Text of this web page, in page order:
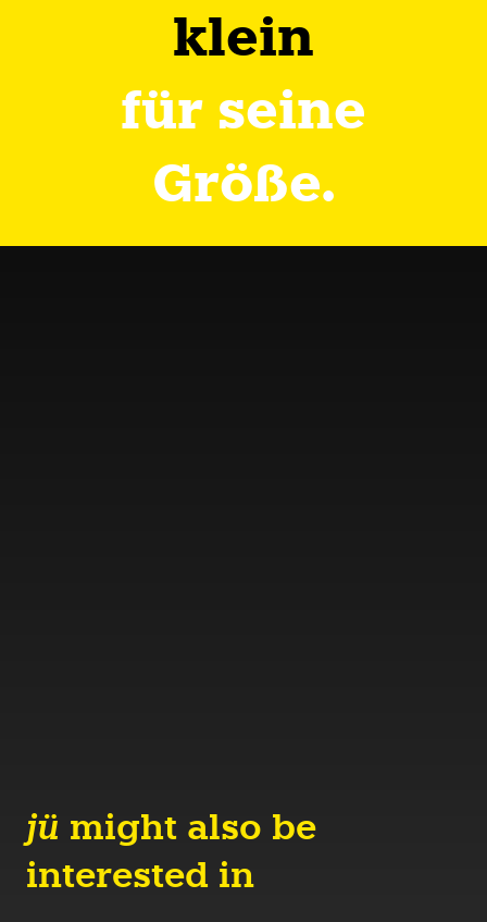
klein
für seine
Größe.
jü might also be
interested in